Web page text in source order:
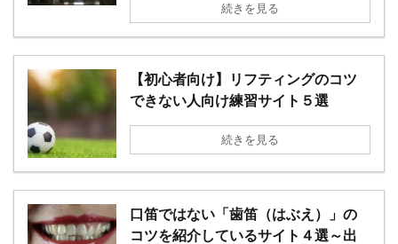
続きを見る
【初心者向け】リフティングのコツ
できない人向け練習サイト５選
続きを見る
口笛ではない「歯笛（はぶえ）」の
コツを紹介しているサイト４選～出